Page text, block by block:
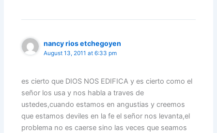
nancy rios etchegoyen
August 13, 2011 at 6:33 pm
es cierto que DIOS NOS EDIFICA y es cierto como el
señor los usa y nos habla a traves de
ustedes,cuando estamos en angustias y creemos
que estamos deviles en la fe el señor nos levanta,el
problema no es caerse sino las veces que seamos